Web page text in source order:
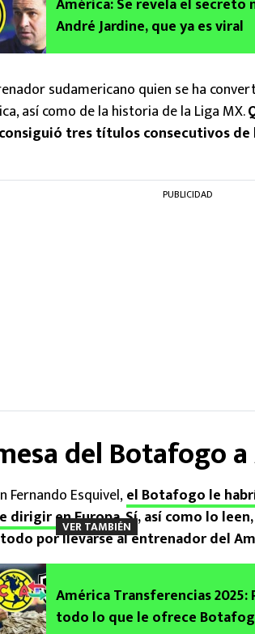
América: Se revela el secreto
André Jardine, que ya es viral
sudamericano quien se ha
así como de la historia de la Liga MX.
tres títulos consecutivos
PUBLICIDAD
del Botafogo
Fernando Esquivel,el Botafogo le
dirigir en Europa.Sí, así como lo
por llevarse al entrenador del
VER TAMBIÉN
América Transferencias
todo lo que le ofrece